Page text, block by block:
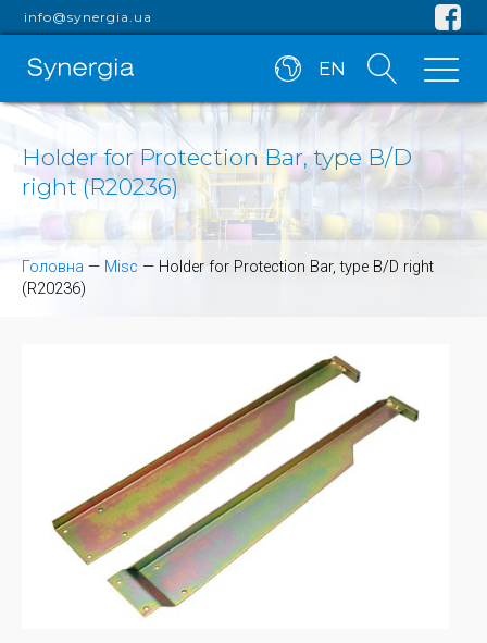
info@synergia.ua
EN
Holder for Protection Bar, type B/D
right (R20236)
Головна — Misc — Holder for Protection Bar, type B/D right
(R20236)